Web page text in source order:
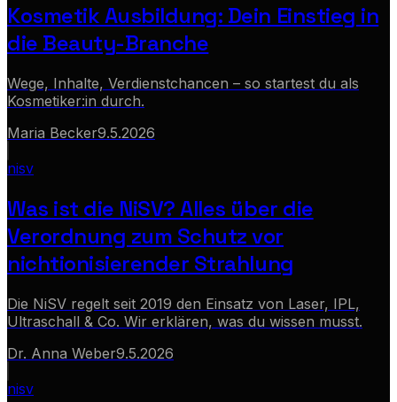
Kosmetik Ausbildung: Dein Einstieg in
die Beauty-Branche
Wege, Inhalte, Verdienstchancen – so startest du als
Kosmetiker:in durch.
Maria Becker9.5.2026
nisv
Was ist die NiSV? Alles über die
Verordnung zum Schutz vor
nichtionisierender Strahlung
Die NiSV regelt seit 2019 den Einsatz von Laser, IPL,
Ultraschall & Co. Wir erklären, was du wissen musst.
Dr. Anna Weber9.5.2026
nisv